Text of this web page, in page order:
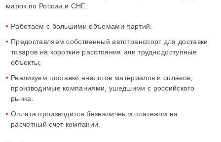
марок по России и СНГ.
Работаем с большими объемами партий.
Предоставляем собственный автотранспорт для доставки
товаров на короткие расстояния или труднодоступные
объекты;
Реализуем поставки аналогов материалов и сплавов,
производимые компаниями, ушедшими с российского
рынка.
Оплата производится безналичным платежом на
расчетный счет компании.